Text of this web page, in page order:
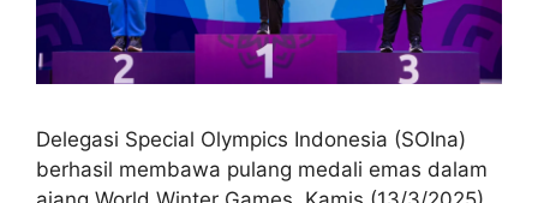
Delegasi Special Olympics Indonesia (SOIna)
berhasil membawa pulang medali emas dalam